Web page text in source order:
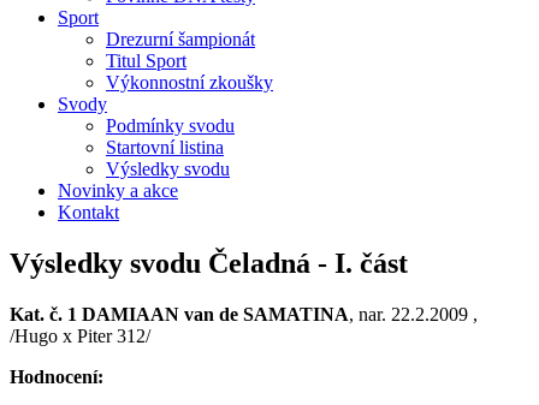
Sport
Drezurní šampionát
Titul Sport
Výkonnostní zkoušky
Svody
Podmínky svodu
Startovní listina
Výsledky svodu
Novinky a akce
Kontakt
Výsledky svodu Čeladná - I. část
Kat. č. 1 DAMIAAN van de SAMATINA, nar. 22.2.2009 ,
/Hugo x Piter 312/
Hodnocení: